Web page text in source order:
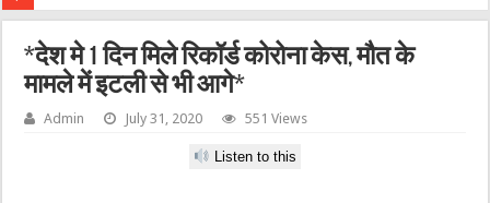
*देश मे 1 दिन मिले रिकॉर्ड कोरोना केस, मौत के
मामले में इटली से भी आगे*
Admin July 31, 2020 551 Views
Listen to this